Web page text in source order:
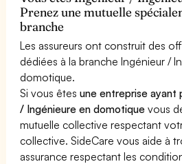
Prenez une mutuelle
branche
Les assureurs ont construit des
dédiées à la branche Ingénieur /
domotique.
Si vous êtesune entreprise ayant
/ Ingénieure en domotique vous
mutuelle collective respectant
collective. SideCare vous aide à
assurance respectant les